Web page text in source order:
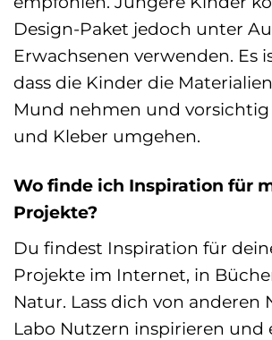
Design-Paket jedoch unter
Erwachsenen verwenden. Es
dass die Kinder die
Mund nehmen und
und Kleber umgehen.
Wo finde ich Inspiration für
Projekte?
Du findest Inspiration für
Projekte im Internet, in
Natur. Lass dich von anderen
Labo Nutzern inspirieren und